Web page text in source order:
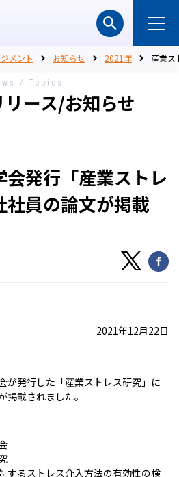
メント お知らせ 2021年 産業ス
/ Topics
ース/お知らせ
発行「産業ストレ
社員の論文が掲載
2021年12月22日
が発行した「産業ストレス研究」に
掲載されました。
するストレス介入方法の有効性の検